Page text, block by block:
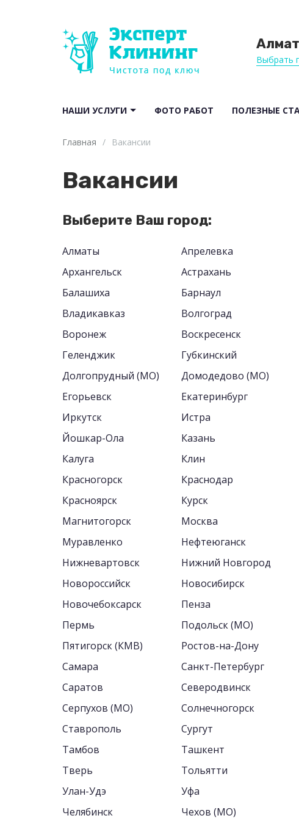
Выбрать
НАШИ УСЛУГИ ФОТО РАБОТ ПОЛЕЗНЫЕ
Главная / Вакансии
Вакансии
Выберите Ваш город:
Алматы
Апрелевка
Архангельск
Астрахань
Балашиха
Барнаул
Владикавказ
Волгоград
Воронеж
Воскресенск
Геленджик
Губкинский
Долгопрудный (МО)
Домодедово (МО)
Егорьевск
Екатеринбург
Иркутск
Истра
Йошкар-Ола
Казань
Калуга
Клин
Красногорск
Краснодар
Красноярск
Курск
Магнитогорск
Москва
Муравленко
Нефтеюганск
Нижневартовск
Нижний Новгород
Новороссийск
Новосибирск
Новочебоксарск
Пенза
Пермь
Подольск (МО)
Пятигорск (КМВ)
Ростов-на-Дону
Самара
Санкт-Петербург
Саратов
Северодвинск
Серпухов (МО)
Солнечногорск
Ставрополь
Сургут
Тамбов
Ташкент
Тверь
Тольятти
Улан-Удэ
Уфа
Челябинск
Чехов (МО)